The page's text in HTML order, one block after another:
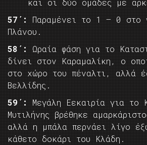
και οι δύο ομάδες με
57΄:
Παραμένει το 1 – 0 στο
Πλάνου.
58΄:
Ωραία φάση για το
δίνει στον Καραμαλίκη, ο
στο χώρο του πέναλτι, αλλά
Βελλίδης.
59΄:
Μεγάλη Εεκαιρία για το
Μυτιλήνης βρέθηκε
αλλά η μπάλα περνάει λίγο
κάθετο δοκάρι του Κλάδη.